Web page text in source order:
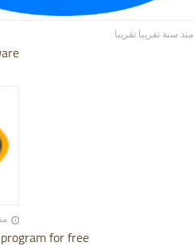
منذ سنة تقريبا تقريبا
منذ 2
for free